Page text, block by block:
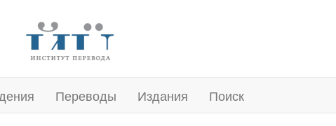
Переводы Издания Поиск